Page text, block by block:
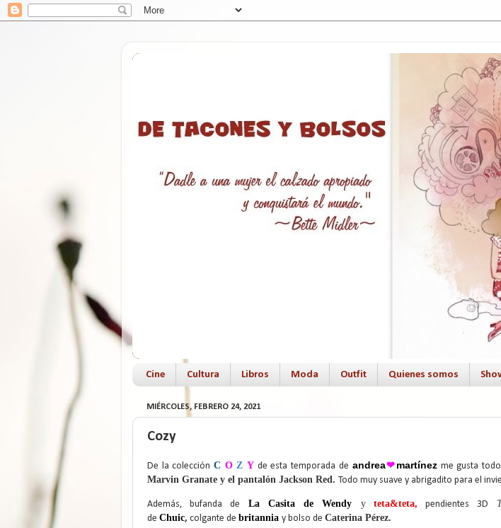
Cine Cultura Libros Moda Outfit Quienes somos
MIÉRCOLES, FEBRERO 24, 2021
Cozy
De la colecciónC O Z Y de esta temporada de andrea❤martínezme gusta
Marvin Granate y el pantalón Jackson Red. Todo muy suave y abrigadito para el
Además, bufanda de La Casita de Wendy y teta&teta, pendientes 3D
de Chuic, colgante de britannia y bolso de Caterina Pérez.